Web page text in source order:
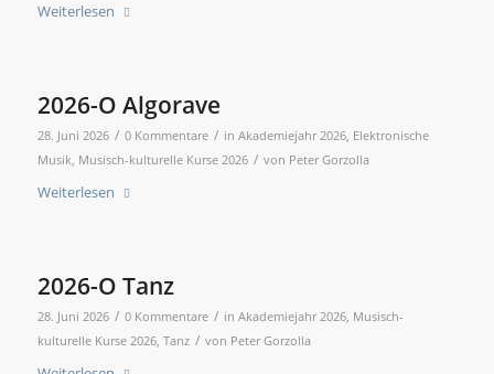
Weiterlesen
2026-O Algorave
28. Juni 2026 / 0 Kommentare / in Akademiejahr 2026, Elektronische
Musik, Musisch-kulturelle Kurse 2026 / von Peter Gorzolla
Weiterlesen
2026-O Tanz
28. Juni 2026 / 0 Kommentare / in Akademiejahr 2026, Musisch-
kulturelle Kurse 2026, Tanz / von Peter Gorzolla